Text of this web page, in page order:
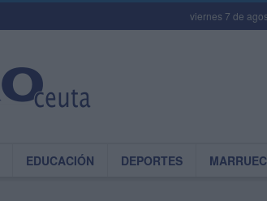
viernes 7 de
EDUCACIÓN DEPORTES